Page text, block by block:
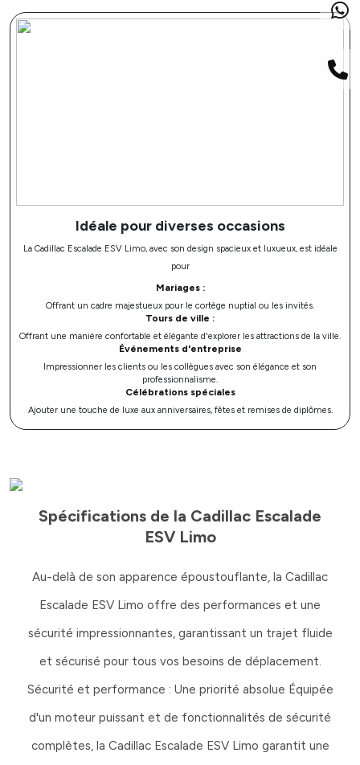
Idéale pour diverses occasions
La Cadillac Escalade ESV Limo, avec son design spacieux et luxueux, est idéale
pour
Mariages :
Offrant un cadre majestueux pour le cortège nuptial ou les invités.
Tours de ville :
Offrant une manière confortable et élégante d'explorer les attractions de la ville.
Événements d'entreprise
Impressionner les clients ou les collègues avec son élégance et son
professionnalisme.
Célébrations spéciales
Ajouter une touche de luxe aux anniversaires, fêtes et remises de diplômes.
Spécifications de la Cadillac Escalade
ESV Limo
Au-delà de son apparence époustouflante, la Cadillac
Escalade ESV Limo offre des performances et une
sécurité impressionnantes, garantissant un trajet fluide
et sécurisé pour tous vos besoins de déplacement.
Sécurité et performance : Une priorité absolue Équipée
d'un moteur puissant et de fonctionnalités de sécurité
complètes, la Cadillac Escalade ESV Limo garantit une